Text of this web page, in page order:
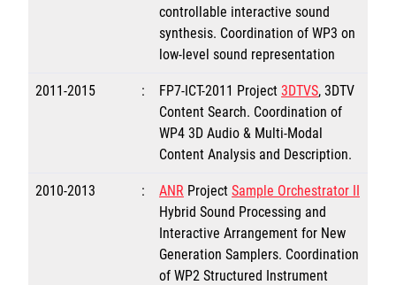
controllable interactive sound
synthesis. Coordination of WP3 on
low-level sound representation
2011-2015 : FP7-ICT-2011 Project 3DTVS, 3DTV
Content Search. Coordination of
WP4 3D Audio & Multi-Modal
Content Analysis and Description.
2010-2013 : ANR Project Sample Orchestrator II
Hybrid Sound Processing and
Interactive Arrangement for New
Generation Samplers. Coordination
of WP2 Structured Instrument